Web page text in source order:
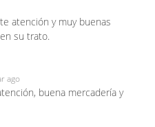
atención y muy buenas
su trato.
ago
buena mercadería y